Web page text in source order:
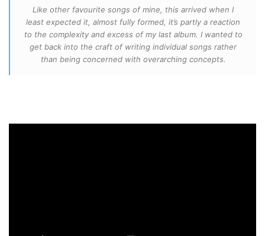
Like other favourite songs of mine, this arrived when I
least expected it, almost fully formed, it’s partly a reaction
to the complexity and excess of my last album. I wanted to
get back into the craft of writing individual songs rather
than being concerned with overarching concepts.